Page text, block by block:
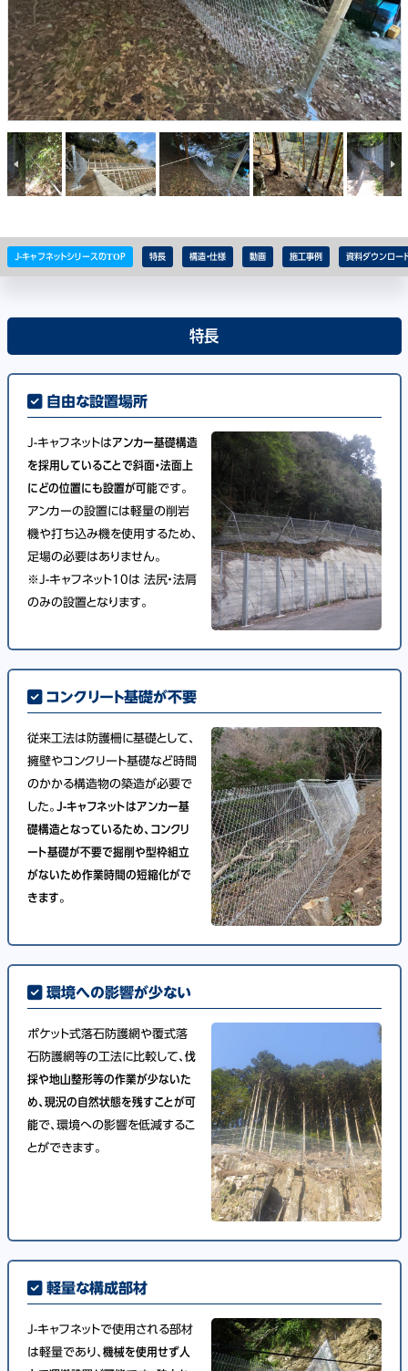
J-キャフネットシリーズのTOP 特長 構造・仕様 動画 施工事例 資料ダウンロー
特長
自由な設置場所
J-キャフネットはアンカー基礎構造
を採用していることで斜面・法面上
にどの位置にも設置が可能です。
アンカーの設置には軽量の削岩
機や打ち込み機を使用するため、
足場の必要はありません。
※J-キャフネット10は 法尻・法肩
のみの設置となります。
コンクリート基礎が不要
従来工法は防護柵に基礎として、
擁壁やコンクリート基礎など時間
のかかる構造物の築造が必要で
した。 J-キャフネットはアンカー基
礎構造となっているため、コンクリ
ート基礎が不要で掘削や型枠組立
がないため作業時間の短縮化がで
きます。
環境への影響が少ない
ポケット式落石防護網や覆式落
石防護網等の工法に比較して、 伐
採や地山整形等の作業が少ないた
め、現況の自然状態を残すことが可
能で、環境への影響を低減するこ
とができます。
軽量な構成部材
J-キャフネットで使用される部材
は軽量であり、 機械を使用せず人